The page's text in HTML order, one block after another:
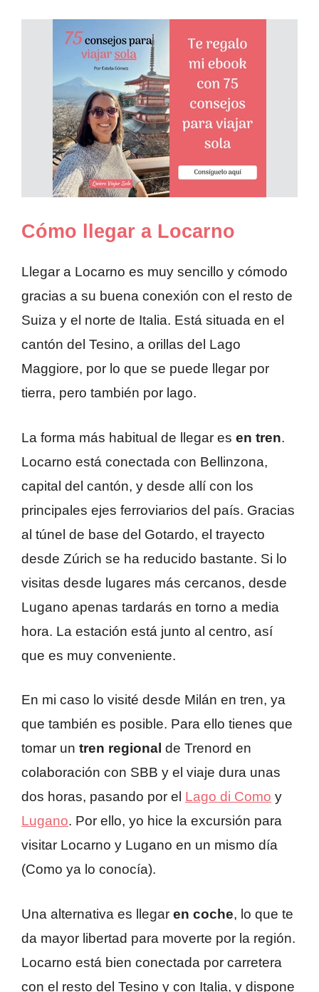
Cómo llegar a Locarno
Llegar a Locarno es muy sencillo y cómodo
gracias a su buena conexión con el resto de
Suiza y el norte de Italia. Está situada en el
cantón del Tesino, a orillas del Lago
Maggiore, por lo que se puede llegar por
tierra, pero también por lago.
La forma más habitual de llegar es en tren.
Locarno está conectada con Bellinzona,
capital del cantón, y desde allí con los
principales ejes ferroviarios del país. Gracias
al túnel de base del Gotardo, el trayecto
desde Zúrich se ha reducido bastante. Si lo
visitas desde lugares más cercanos, desde
Lugano apenas tardarás en torno a media
hora. La estación está junto al centro, así
que es muy conveniente.
En mi caso lo visité desde Milán en tren, ya
que también es posible. Para ello tienes que
tomar un tren regional de Trenord en
colaboración con SBB y el viaje dura unas
dos horas, pasando por el Lago di Como y
Lugano. Por ello, yo hice la excursión para
visitar Locarno y Lugano en un mismo día
(Como ya lo conocía).
Una alternativa es llegar en coche, lo que te
da mayor libertad para moverte por la región.
Locarno está bien conectada por carretera
con el resto del Tesino y con Italia, y dispone